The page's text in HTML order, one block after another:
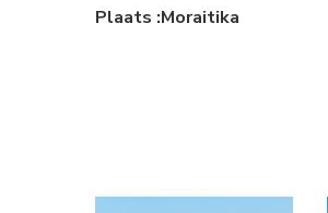
Plaats :Moraitika